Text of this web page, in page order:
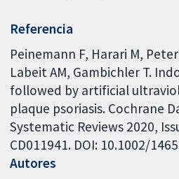
Referencia
Peinemann F, Harari M,
Labeit AM, Gambichler T.
followed by artificial
plaque psoriasis. Cochrane
Systematic Reviews 2020,
CD011941. DOI: 10.1002/
Autores